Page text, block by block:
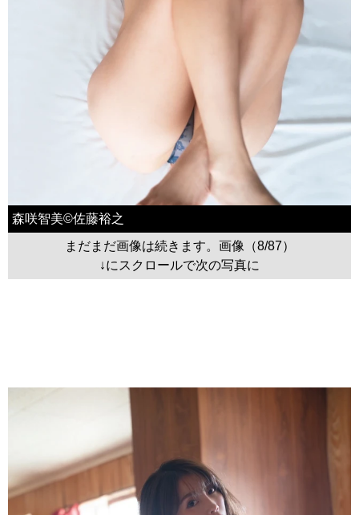
森咲智美©佐藤裕之
まだまだ画像は続きます。画像（8/87）
↓にスクロールで次の写真に